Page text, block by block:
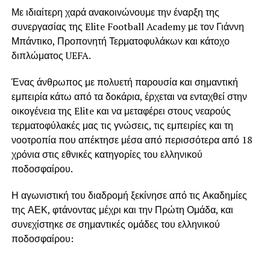
Με ιδιαίτερη χαρά ανακοινώνουμε την έναρξη της
συνεργασίας της Elite Football Academy με τον Γιάννη
Μπάντικο, Προπονητή Τερματοφυλάκων και κάτοχο
διπλώματος UEFA.
Ένας άνθρωπος με πολυετή παρουσία και σημαντική
εμπειρία κάτω από τα δοκάρια, έρχεται να ενταχθεί στην
οικογένεια της Elite και να μεταφέρει στους νεαρούς
τερματοφύλακές μας τις γνώσεις, τις εμπειρίες και τη
νοοτροπία που απέκτησε μέσα από περισσότερα από 18
χρόνια στις εθνικές κατηγορίες του ελληνικού
ποδοσφαίρου.
Η αγωνιστική του διαδρομή ξεκίνησε από τις Ακαδημίες
της ΑΕΚ, φτάνοντας μέχρι και την Πρώτη Ομάδα, και
συνεχίστηκε σε σημαντικές ομάδες του ελληνικού
ποδοσφαίρου: